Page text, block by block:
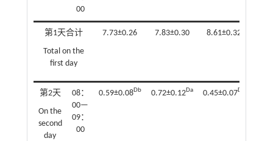
00
第1天合计
Total on the
first day
7.73±0.26 7.83±0.30 8.61±0.32
第2天
On the
second
day
08：
00—
09：
00
0.59±0.08Db 0.72±0.12Da 0.45±0.07Dc